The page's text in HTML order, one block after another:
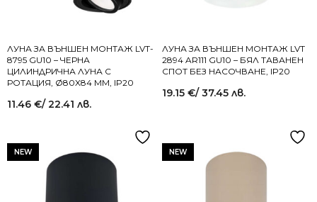
ЛУНА ЗА ВЪНШЕН МОНТАЖ LVT-
8795 GU10 – ЧЕРНА
ЦИЛИНДРИЧНА ЛУНА С
РОТАЦИЯ, Ø80X84 MM, IP20
11.46 €/ 22.41 лв.
ЛУНА ЗА ВЪНШЕН МОНТАЖ LVT
2894 AR111 GU10 – БЯЛ ТАВАНЕН
СПОТ БЕЗ НАСОЧВАНЕ, IP20
19.15 €/ 37.45 лв.
NEW NEW